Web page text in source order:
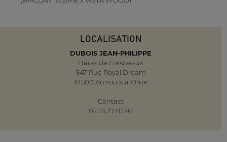
LOCALISATION
DUBOIS JEAN-PHILIPPE
Haras de Fresneaux
547 Rue Royal Dream
61500 Aunou sur Orne
Contact
02 33 27 83 92